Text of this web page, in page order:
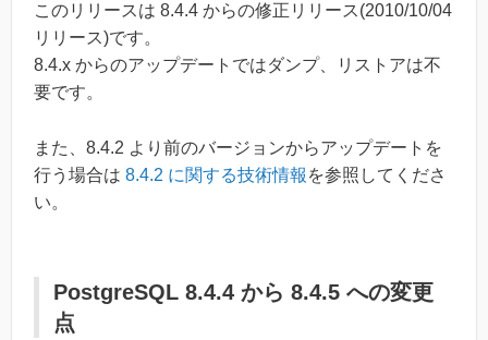
このリリースは 8.4.4 からの修正リリース(2010/10/04
リリース)です。
8.4.x からのアップデートではダンプ、リストアは不
要です。
また、8.4.2 より前のバージョンからアップデートを
行う場合は 8.4.2 に関する技術情報 を参照してくださ
い。
PostgreSQL 8.4.4 から 8.4.5 への変更
点